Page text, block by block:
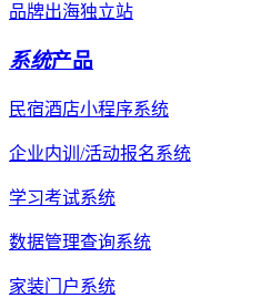
品牌出海独立站
系统产品
民宿酒店小程序系统
企业内训/活动报名系统
学习考试系统
数据管理查询系统
家装门户系统